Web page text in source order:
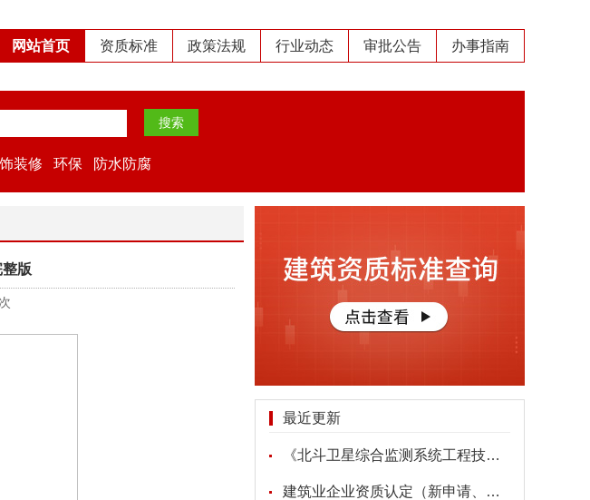
网站首页 资质标准 政策法规 行业动态 审批公告 办事指南
装修 环保 防水防腐
最近更新
《北斗卫星综合监测系统工程技术标准》
建筑业企业资质认定（新申请、增项、升级、重新核定）
版
次